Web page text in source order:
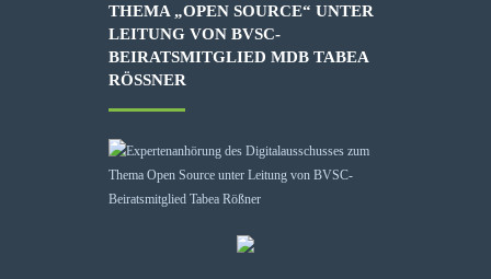
THEMA „OPEN SOURCE“ UNTER
LEITUNG VON BVSC-
BEIRATSMITGLIED MDB TABEA
RÖSSNER